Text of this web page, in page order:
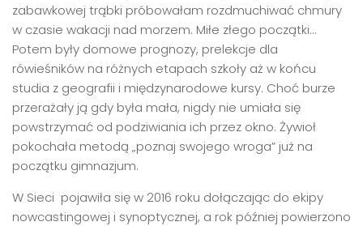
zabawkowej trąbki próbowałam rozdmuchiwać chmury
w czasie wakacji nad morzem. Miłe złego początki…
Potem były domowe prognozy, prelekcje dla
rówieśników na różnych etapach szkoły aż w końcu
studia z geografii i międzynarodowe kursy. Choć burze
przerażały ją gdy była mała, nigdy nie umiała się
powstrzymać od podziwiania ich przez okno. Żywioł
pokochała metodą „poznaj swojego wroga” już na
początku gimnazjum.
W Sieci pojawiła się w 2016 roku dołączając do ekipy
nowcastingowej i synoptycznej, a rok później powierzono